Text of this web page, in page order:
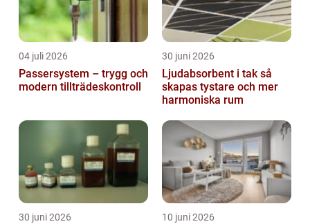
04 juli 2026
Passersystem – trygg och
modern tillträdeskontroll
30 juni 2026
Ljudabsorbent i tak så
skapas tystare och mer
harmoniska rum
30 juni 2026 10 juni 2026